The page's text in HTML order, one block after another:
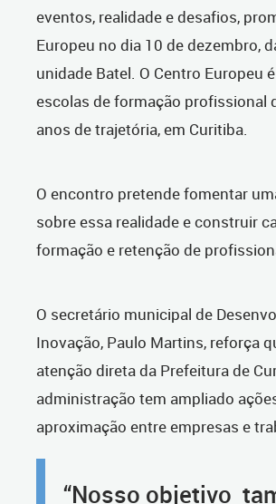
eventos, realidade e desafios,
Europeu no dia 10 de dezembro,
unidade Batel. O Centro Europeu
escolas de formação profissional
anos de trajetória, em Curitiba.
O encontro pretende fomentar
sobre essa realidade e construir
formação e retenção de
O secretário municipal de
Inovação, Paulo Martins, reforça
atenção direta da Prefeitura de
administração tem ampliado
aproximação entre empresas e
“Nosso objetivo